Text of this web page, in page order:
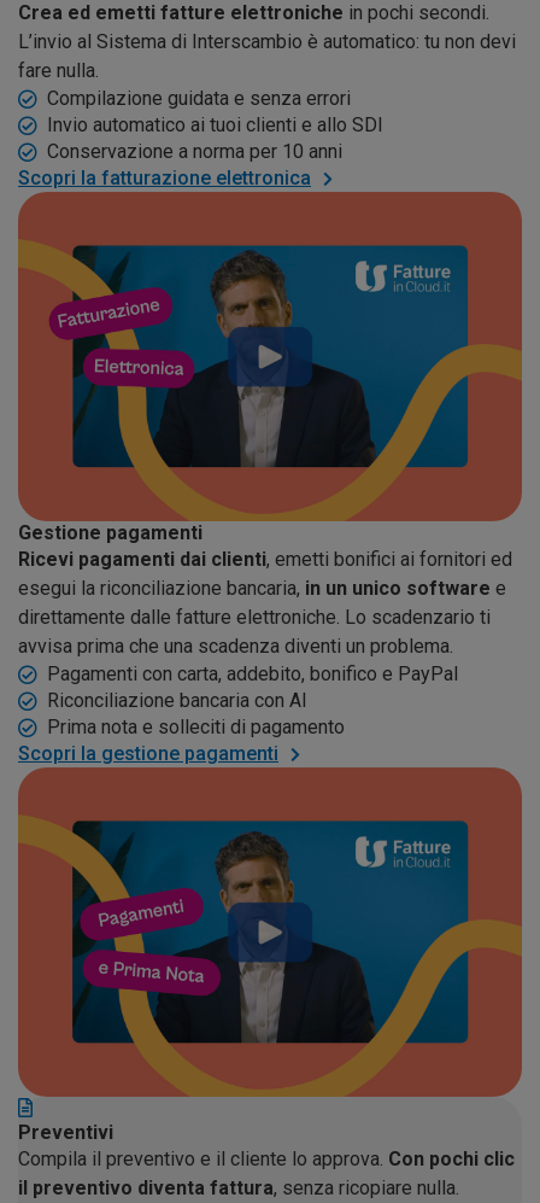
Crea ed emetti fatture elettroniche in pochi secondi.
L’invio al Sistema di Interscambio è automatico: tu non devi
fare nulla.
Compilazione guidata e senza errori
Invio automatico ai tuoi clienti e allo SDI
Conservazione a norma per 10 anni
Scopri la fatturazione elettronica
Gestione pagamenti
Ricevi pagamenti dai clienti, emetti bonifici ai fornitori ed
esegui la riconciliazione bancaria, in un unico software e
direttamente dalle fatture elettroniche. Lo scadenzario ti
avvisa prima che una scadenza diventi un problema.
Pagamenti con carta, addebito, bonifico e PayPal
Riconciliazione bancaria con AI
Prima nota e solleciti di pagamento
Scopri la gestione pagamenti
Preventivi
Compila il preventivo e il cliente lo approva. Con pochi clic
il preventivo diventa fattura, senza ricopiare nulla.